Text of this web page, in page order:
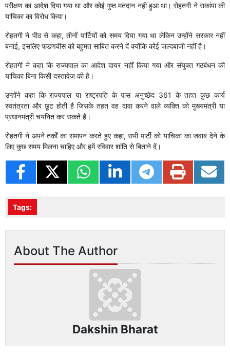
परीक्षण का आदेश दिया गया था और कोई गुप्त मतदान नहीं हुआ था। रोहतगी ने राकांपा की
याचिका का विरोध किया।
रोहतगी ने पीठ से कहा, तीनों पार्टियों को समय दिया गया था लेकिन उन्होंने सरकार नहीं
बनाई, इसलिए फडणवीस को बहुमत साबित करने दें क्योंकि कोई जल्दबाजी नहीं है।
रोहतगी ने कहा कि राज्यपाल का आदेश दायर नहीं किया गया और संयुक्त गठबंधन की
याचिका बिना किसी दस्तावेज की है।
उन्होंने कहा कि राज्यपाल या राष्ट्रपति के पास अनुच्छेद 361 के तहत कुछ कार्य
स्वतंत्रता और छूट होती है जिसके तहत वह दावा करने वाले व्यक्ति को मुख्यमंत्री या
प्रधानमंत्री चयनित कर सकते हैं।
रोहतगी ने अपने तर्कों का समापन करते हुए कहा, सभी पार्टी को याचिका का जवाब देने के
लिए कुछ समय मिलना चाहिए और हमें रविवार शांति से बिताने दें।
Tags:
About The Author
Dakshin Bharat